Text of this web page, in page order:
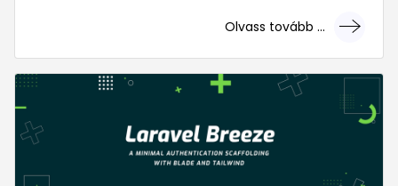
Olvass tovább ...
... mert megéri!